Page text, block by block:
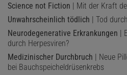
Science not Fiction | Mit der Kraft
Unwahrscheinlich tödlich | Tod
Neurodegenerative Erkrankungen |
durch Herpesviren?
Medizinischer Durchbruch | Neue
bei Bauchspeicheldrüsenkrebs